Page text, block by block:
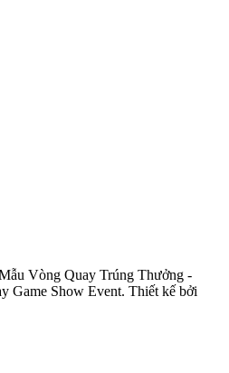
Vòng Quay Trúng Thưởng -
Game Show Event. Thiết kế bởi